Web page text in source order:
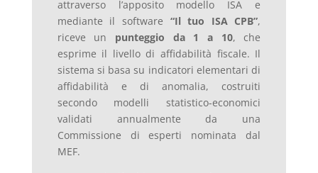
attraverso l’apposito modello ISA e
mediante il software “Il tuo ISA CPB”,
riceve un punteggio da 1 a 10, che
esprime il livello di affidabilità fiscale. Il
sistema si basa su indicatori elementari di
affidabilità e di anomalia, costruiti
secondo modelli statistico-economici
validati annualmente da una
Commissione di esperti nominata dal
MEF.